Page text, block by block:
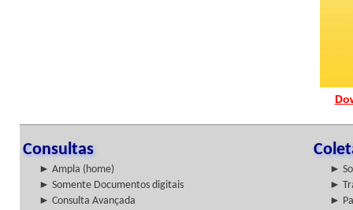
Consultas
► Ampla (home)
►
► Somente Documentos digitais
►
► Consulta Avançada
►